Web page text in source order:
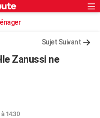
Sujet Suivant
Zanussi ne
14:30